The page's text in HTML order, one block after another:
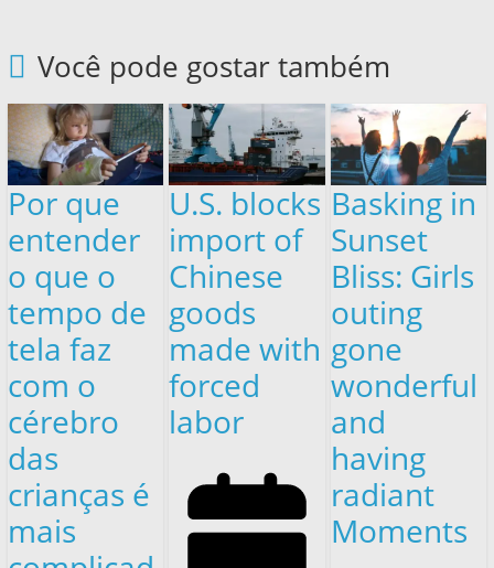
Você pode gostar também
Por que
entender
o que o
tempo de
tela faz
com o
cérebro
das
crianças é
mais
U.S. blocks
import of
Chinese
goods
made with
forced
labor
Basking in
Sunset
Bliss: Girls
outing
gone
wonderful
and
having
radiant
Moments